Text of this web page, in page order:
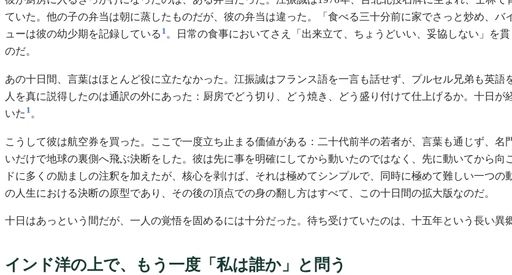
ていた。他の子の弁当は朝に蒸したものだが、彼の弁当は違った。「食べる三十分前に家でさっと炒め、
ューは彼の幼少期を記録している 1。日常の食事においてさえ「出来立て、ちょうどいい、妥協しない」を
のだ。
あの十日間、言葉はほとんど役に立たなかった。江振誠はフランス語を一言も話せず、プルセル兄弟も英
人を真に説得したのは通訳の外にあった：厨房でどう切り、どう焼き、どう盛り付けて仕上げるか。十日
いた 1。
こうして彼は航空券を買った。ここで一度立ち止まる価値がある：二十代前半の若者が、言葉も通じず、
いだけで地球の裏側へ飛ぶ決断をした。彼は先に事を明確にしてから動いたのではなく、先に動いてから
ドに多くの励ましの注釈を加えたが、核心を剥けば、それは極めてシンプルで、同時に極めて難しい一つ
の人生における決断の原型であり、その後の頂点での身の翻し方はすべて、この十日間の拡大版なのだ。
十日はあっという間だが、一人の覚悟を固めるには十分だった。待ち受けていたのは、十五年という長い異
インド洋の上で、もう一度「私は誰か」と問う